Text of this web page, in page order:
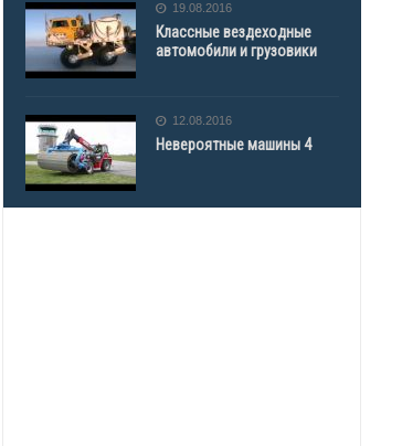
19.08.2016
Классные вездеходные
автомобили и грузовики
12.08.2016
Невероятные машины 4